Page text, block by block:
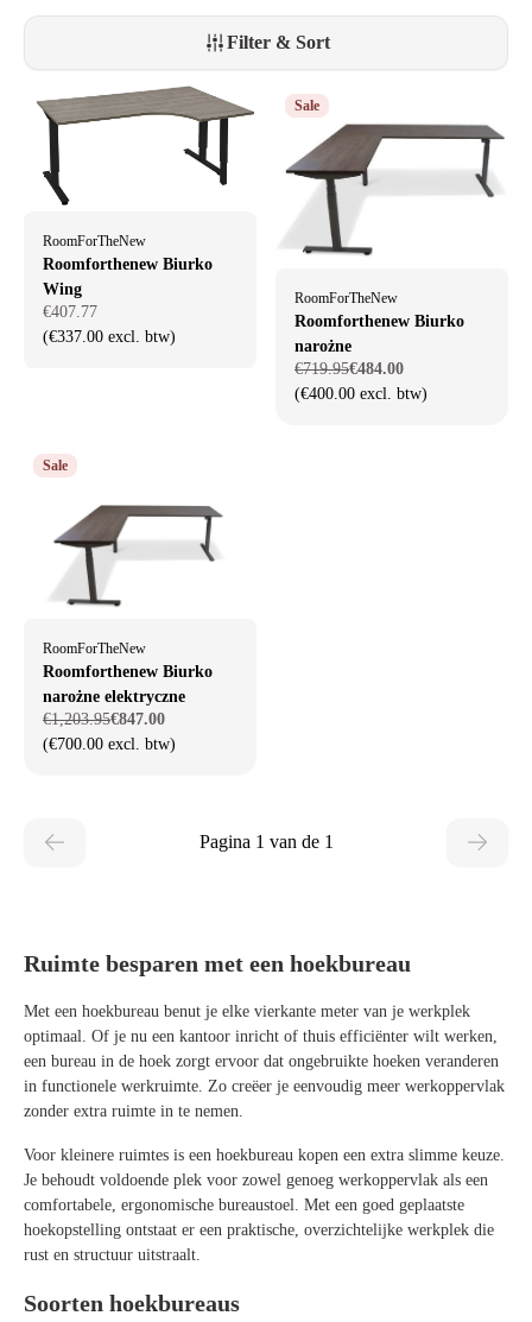
Filter & Sort
RoomForTheNew
Roomforthenew Biurko
Wing
€407.77
(€337.00 excl. btw)
Sale
RoomForTheNew
Roomforthenew Biurko
narożne
€719.95€484.00
(€400.00 excl. btw)
Sale
RoomForTheNew
Roomforthenew Biurko
narożne elektryczne
€1,203.95€847.00
(€700.00 excl. btw)
Pagina 1 van de 1
Ruimte besparen met een hoekbureau
Met een hoekbureau benut je elke vierkante meter van je werkplek
optimaal. Of je nu een kantoor inricht of thuis efficiënter wilt werken,
een bureau in de hoek zorgt ervoor dat ongebruikte hoeken veranderen
in functionele werkruimte. Zo creëer je eenvoudig meer werkoppervlak
zonder extra ruimte in te nemen.
Voor kleinere ruimtes is een hoekbureau kopen een extra slimme keuze.
Je behoudt voldoende plek voor zowel genoeg werkoppervlak als een
comfortabele, ergonomische bureaustoel. Met een goed geplaatste
hoekopstelling ontstaat er een praktische, overzichtelijke werkplek die
rust en structuur uitstraalt.
Soorten hoekbureaus